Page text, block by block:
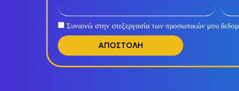
Συναινώ στην επεξεργασία των προσωπικών μου
ΑΠΟΣΤΟΛΗ